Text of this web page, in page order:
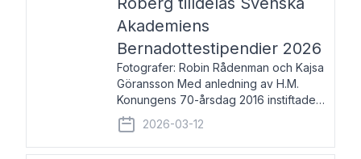
Akademiens
Bernadottestipendier 2026
Fotografer: Robin Rådenman och Kajsa
Göransson Med anledning av H.M.
Konungens 70-årsdag 2016 instiftade
fem av de kungliga akademierna det så
kallade Bernadotteprogrammet med
syfte att genom stipendier erbjuda stöd
2026-03-12